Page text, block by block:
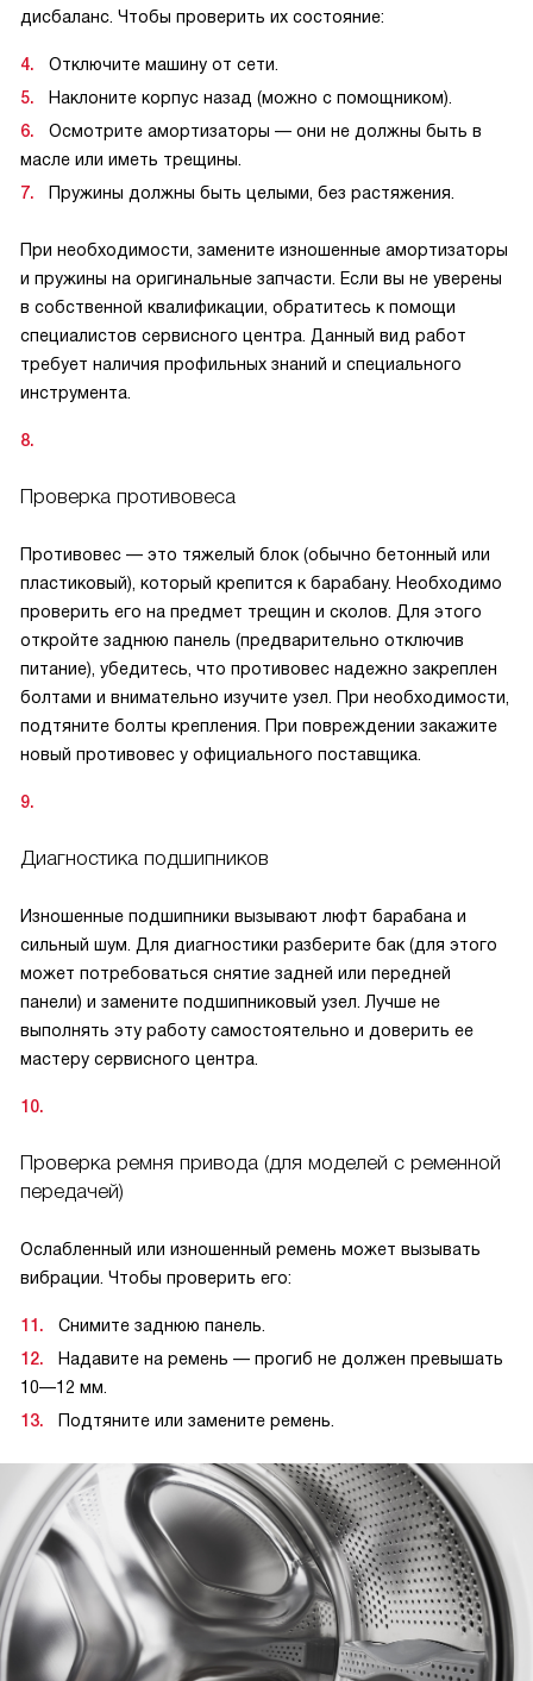
дисбаланс. Чтобы проверить их состояние:
Отключите машину от сети.
Наклоните корпус назад (можно с помощником).
Осмотрите амортизаторы — они не должны быть в
масле или иметь трещины.
Пружины должны быть целыми, без растяжения.
При необходимости, замените изношенные амортизаторы
и пружины на оригинальные запчасти. Если вы не уверены
в собственной квалификации, обратитесь к помощи
специалистов сервисного центра. Данный вид работ
требует наличия профильных знаний и специального
инструмента.
Проверка противовеса
Противовес — это тяжелый блок (обычно бетонный или
пластиковый), который крепится к барабану. Необходимо
проверить его на предмет трещин и сколов. Для этого
откройте заднюю панель (предварительно отключив
питание), убедитесь, что противовес надежно закреплен
болтами и внимательно изучите узел. При необходимости,
подтяните болты крепления. При повреждении закажите
новый противовес у официального поставщика.
Диагностика подшипников
Изношенные подшипники вызывают люфт барабана и
сильный шум. Для диагностики разберите бак (для этого
может потребоваться снятие задней или передней
панели) и замените подшипниковый узел. Лучше не
выполнять эту работу самостоятельно и доверить ее
мастеру сервисного центра.
Проверка ремня привода (для моделей с ременной
передачей)
Ослабленный или изношенный ремень может вызывать
вибрации. Чтобы проверить его:
Снимите заднюю панель.
Надавите на ремень — прогиб не должен превышать
10—12 мм.
Подтяните или замените ремень.